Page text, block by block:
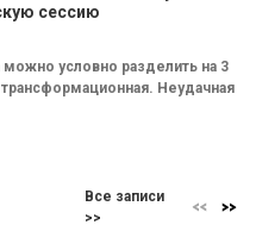
сессию
условно разделить на 3
трансформационная. Неудачная
Все записи
>>